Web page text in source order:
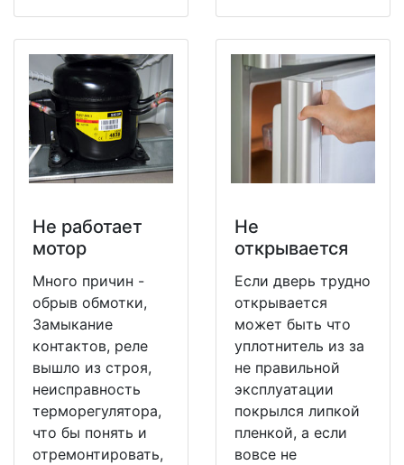
Не работает
мотор
Много причин -
обрыв обмотки,
Замыкание
контактов, реле
вышло из строя,
неисправность
терморегулятора,
что бы понять и
отремонтировать,
Не
открывается
Если дверь трудно
открывается
может быть что
уплотнитель из за
не правильной
эксплуатации
покрылся липкой
пленкой, а если
вовсе не